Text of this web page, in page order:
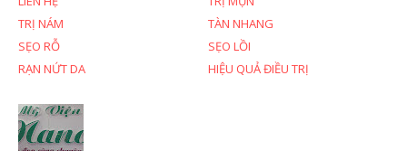
TRỊ NÁM
TÀN NHANG
SẸO RỖ
SẸO LỒI
RẠN NỨT DA
HIỆU QUẢ ĐIỀU TRỊ